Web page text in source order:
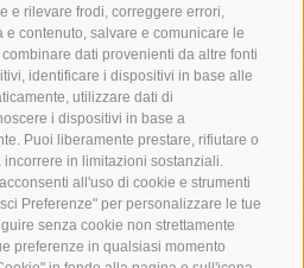
e rilevare frodi, correggere errori,
contenuto, salvare e comunicare le
dati provenienti da altre fonti
identificare i dispositivi in base alle
utilizzare dati di
i dispositivi in base a
Puoi liberamente prestare, rifiutare o
in limitazioni sostanziali.
all'uso di cookie e strumenti
Preferenze" per personalizzare le tue
senza cookie non strettamente
preferenze in qualsiasi momento
guardia costiera
incidente
mare
massa lubrense
napoli
ordinanza
di sorrento
polizia municipale
Campania
sant'agnello
studenti temporali
treni
fiorentino vincenzo de luca